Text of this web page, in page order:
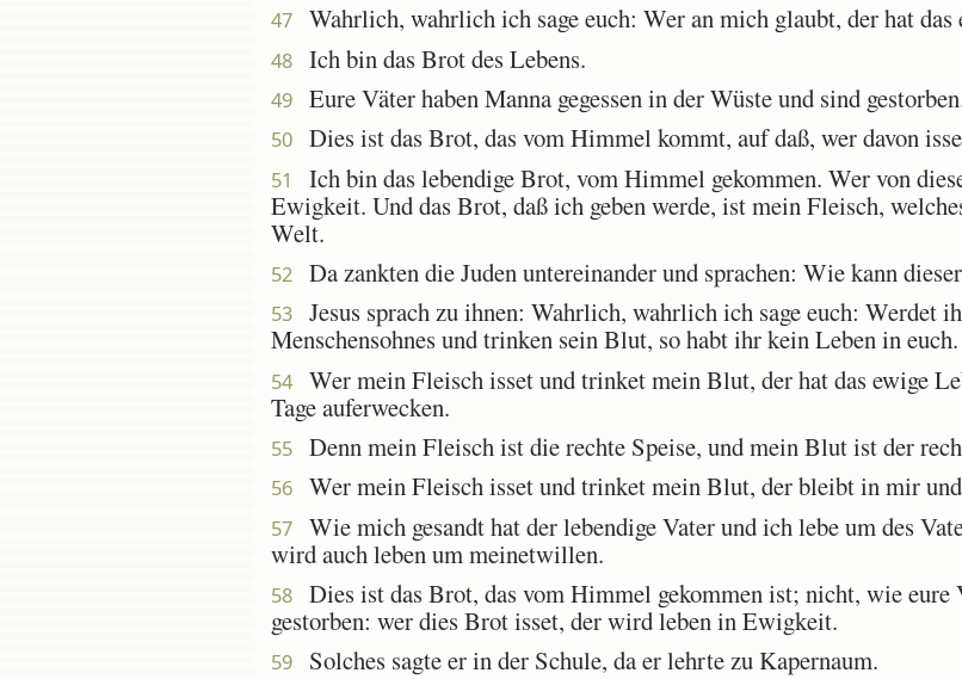
47 Wahrlich, wahrlich ich sage euch: Wer an mich glaubt, der hat das
48 Ich bin das Brot des Lebens.
49 Eure Väter haben Manna gegessen in der Wüste und sind
50 Dies ist das Brot, das vom Himmel kommt, auf daß, wer davon
51
Ich bin das lebendige Brot, vom Himmel gekommen. Wer von
Ewigkeit. Und das Brot, daß ich geben werde, ist mein Fleisch,
Welt.
52 Da zankten die Juden untereinander und sprachen: Wie kann
53
Jesus sprach zu ihnen: Wahrlich, wahrlich ich sage euch: Werdet
Menschensohnes und trinken sein Blut, so habt ihr kein Leben in euch.
54
Wer mein Fleisch isset und trinket mein Blut, der hat das ewige
Tage auferwecken.
55 Denn mein Fleisch ist die rechte Speise, und mein Blut ist der
56 Wer mein Fleisch isset und trinket mein Blut, der bleibt in mir
57
Wie mich gesandt hat der lebendige Vater und ich lebe um des
wird auch leben um meinetwillen.
58
Dies ist das Brot, das vom Himmel gekommen ist; nicht, wie eure
gestorben: wer dies Brot isset, der wird leben in Ewigkeit.
59 Solches sagte er in der Schule, da er lehrte zu Kapernaum.